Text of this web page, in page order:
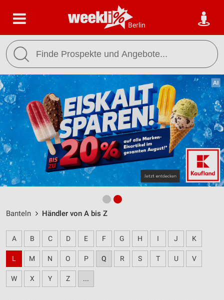
Berlin
Banteln Händler von A bis Z
A B C D E F G H I J K
L M N O P Q R S T U V
W X Y Z ...